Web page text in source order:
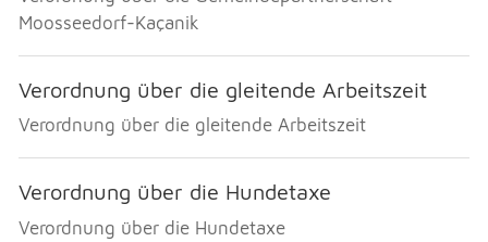
Moosseedorf-Kaçanik
Verordnung über die gleitende Arbeitszeit
Verordnung über die gleitende Arbeitszeit
Verordnung über die Hundetaxe
Verordnung über die Hundetaxe